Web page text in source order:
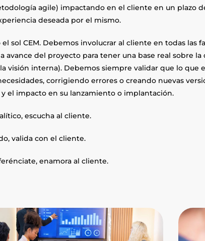
agile) impactando en el cliente en un plazo
deseada por el mismo.
el sol CEM. Debemos involucrar al cliente en todas las
avance del proyecto para tener una base real sobre la
visión interna). Debemos siempre validar que lo que
corrigiendo errores o creando nuevas
el impacto en su lanzamiento o implantación.
escucha al cliente.
valida con el cliente.
enamora al cliente.